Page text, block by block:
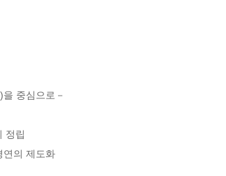
중심으로－
정립
연의 제도화